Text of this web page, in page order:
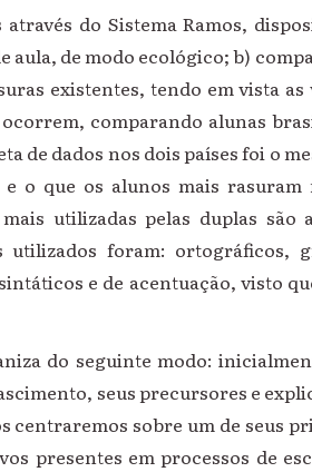
do Sistema Ramos,
aula, de modo ecológico; b)
existentes, tendo em vista
comparando alunas
de dados nos dois países foi o
o que os alunos mais rasuram
utilizadas pelas duplas são
foram: ortográficos,
e de acentuação, visto
do seguinte modo:
seus precursores e
centraremos sobre um de seus
presentes em processos de